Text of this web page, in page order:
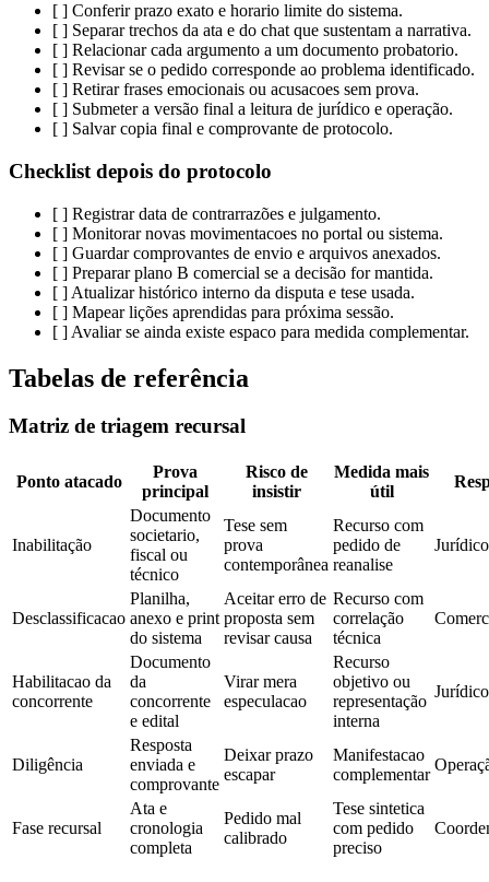
[ ] Conferir prazo exato e horario limite do sistema.
[ ] Separar trechos da ata e do chat que sustentam a narrativa.
[ ] Relacionar cada argumento a um documento probatorio.
[ ] Revisar se o pedido corresponde ao problema identificado.
[ ] Retirar frases emocionais ou acusacoes sem prova.
[ ] Submeter a versão final a leitura de jurídico e operação.
[ ] Salvar copia final e comprovante de protocolo.
Checklist depois do protocolo
[ ] Registrar data de contrarrazões e julgamento.
[ ] Monitorar novas movimentacoes no portal ou sistema.
[ ] Guardar comprovantes de envio e arquivos anexados.
[ ] Preparar plano B comercial se a decisão for mantida.
[ ] Atualizar histórico interno da disputa e tese usada.
[ ] Mapear lições aprendidas para próxima sessão.
[ ] Avaliar se ainda existe espaco para medida complementar.
Tabelas de referência
Matriz de triagem recursal
Ponto atacado
Prova
principal
Risco de
insistir
Medida mais
útil
Inabilitação
Documento
societario,
fiscal ou
técnico
Tese sem
prova
contemporânea
Recurso com
pedido de
reanalise
Jurídico
Desclassificacao
Planilha,
anexo e print
do sistema
Aceitar erro de
proposta sem
revisar causa
Recurso com
correlação
técnica
Habilitacao da
concorrente
Documento
da
concorrente
e edital
Virar mera
especulacao
Recurso
objetivo ou
representação
interna
Jurídico
Diligência
Resposta
enviada e
comprovante
Deixar prazo
escapar
Manifestacao
complementar
Fase recursal
Ata e
cronologia
completa
Pedido mal
calibrado
Tese sintetica
com pedido
preciso